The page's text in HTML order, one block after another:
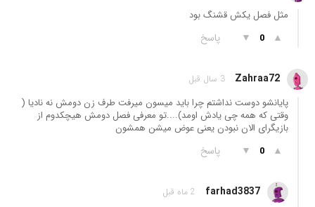
مثل فصل یکش قشنگ بود
▲
0
▼ پاسخ
Zahraa72 3 سال قبل
پایانشو دوست نداشتم چرا باید میسون میرفت طرف زن دومش نه نادیا (
وقتی که همه چی یادش اومد)....تو معرفی فصل دومش هیچکدوم از
بازیگرای الان نبودن یعنی عوض میشن همشون
▲
0
▼ پاسخ
farhad3837 2 ماه قبل